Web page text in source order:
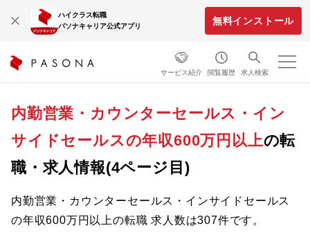
ハイクラス転職
パソナキャリア公式アプリ
無料インストール
サービス紹介 閲覧履歴 求人検索
内勤営業・カウンターセールス・イン
サイドセールスの年収600万円以上の転
職・求人情報(4ページ目)
内勤営業・カウンターセールス・インサイドセールス
の年収600万円以上の転職 求人数は307件です。